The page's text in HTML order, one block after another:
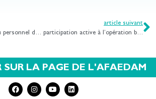
auberge espagnole du personnel du fap
article suivant
participation active à l’opération brioches de l’amitié.
SUR LA PAGE DE L'AFAEDAM